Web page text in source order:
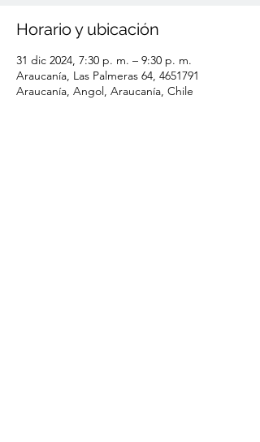
Horario y ubicación
31 dic 2024, 7:30 p. m. – 9:30 p. m.
Araucanía, Las Palmeras 64, 4651791
Araucanía, Angol, Araucanía, Chile